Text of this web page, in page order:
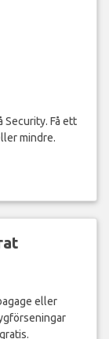
Security. Få ett
mindre.
eller